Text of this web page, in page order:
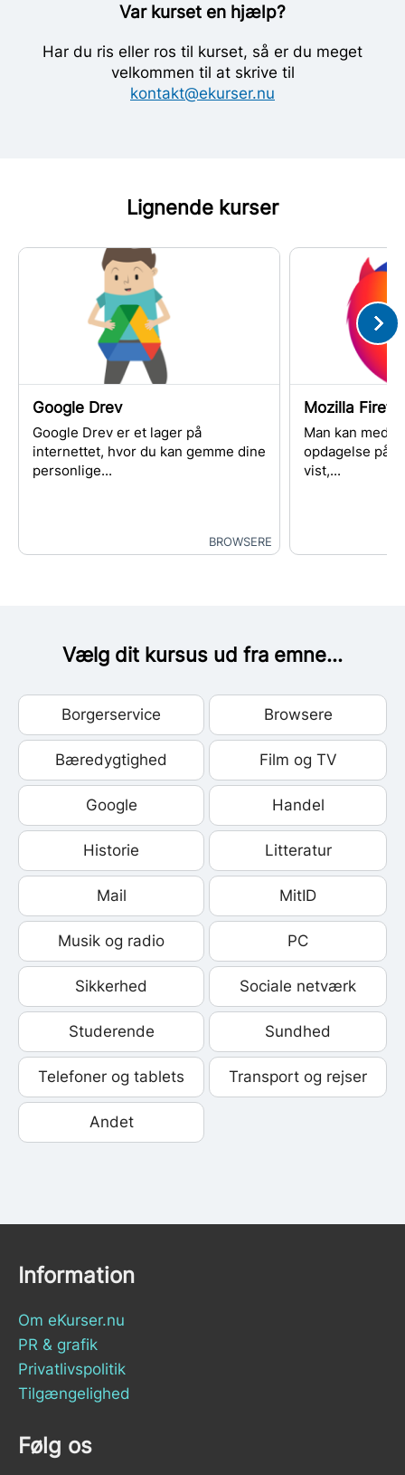
Var kurset en hjælp?
Har du ris eller ros til kurset, så er du meget
velkommen til at skrive til
kontakt@ekurser.nu
Lignende kurser
Google Drev
Google Drev er et lager på
internettet, hvor du kan gemme dine
personlige...
BROWSERE
Mozilla
Man kan med
opdagelse på
vist,...
Vælg dit kursus ud fra emne...
Borgerservice Browsere
Bæredygtighed Film og TV
Google Handel
Historie Litteratur
Mail MitID
Musik og radio PC
Sikkerhed Sociale netværk
Studerende Sundhed
Telefoner og tablets Transport og rejser
Andet
Information
Om eKurser.nu
PR & grafik
Privatlivspolitik
Tilgængelighed
Følg os